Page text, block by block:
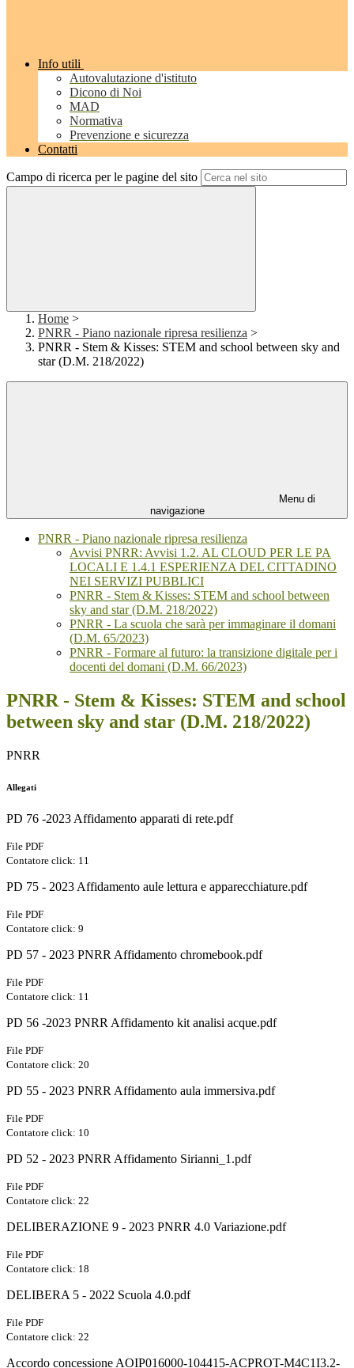
Info utili
Autovalutazione d'istituto
Dicono di Noi
MAD
Normativa
Prevenzione e sicurezza
Contatti
Campo di ricerca per le pagine del sito
Home >
PNRR - Piano nazionale ripresa resilienza >
PNRR - Stem & Kisses: STEM and school between sky and
star (D.M. 218/2022)
Menu di
navigazione
PNRR - Piano nazionale ripresa resilienza
Avvisi PNRR: Avvisi 1.2. AL CLOUD PER LE PA
LOCALI E 1.4.1 ESPERIENZA DEL CITTADINO
NEI SERVIZI PUBBLICI
PNRR - Stem & Kisses: STEM and school between
sky and star (D.M. 218/2022)
PNRR - La scuola che sarà per immaginare il domani
(D.M. 65/2023)
PNRR - Formare al futuro: la transizione digitale per i
docenti del domani (D.M. 66/2023)
PNRR - Stem & Kisses: STEM and school
between sky and star (D.M. 218/2022)
PNRR
Allegati
PD 76 -2023 Affidamento apparati di rete.pdf
File PDF
Contatore click: 11
PD 75 - 2023 Affidamento aule lettura e apparecchiature.pdf
File PDF
Contatore click: 9
PD 57 - 2023 PNRR Affidamento chromebook.pdf
File PDF
Contatore click: 11
PD 56 -2023 PNRR Affidamento kit analisi acque.pdf
File PDF
Contatore click: 20
PD 55 - 2023 PNRR Affidamento aula immersiva.pdf
File PDF
Contatore click: 10
PD 52 - 2023 PNRR Affidamento Sirianni_1.pdf
File PDF
Contatore click: 22
DELIBERAZIONE 9 - 2023 PNRR 4.0 Variazione.pdf
File PDF
Contatore click: 18
DELIBERA 5 - 2022 Scuola 4.0.pdf
File PDF
Contatore click: 22
Accordo concessione AOIP016000-104415-ACPROT-M4C1I3.2-